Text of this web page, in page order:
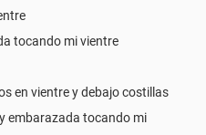
tocando mi vientre
en vientre y debajo costillas
embarazada tocando mi